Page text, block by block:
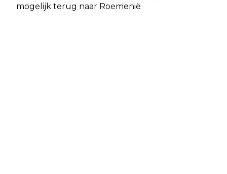
mogelijk terug naar Roemenië